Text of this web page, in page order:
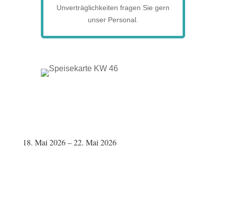
Unverträglichkeiten fragen Sie gern
unser Personal.
18. Mai 2026 – 22. Mai 2026